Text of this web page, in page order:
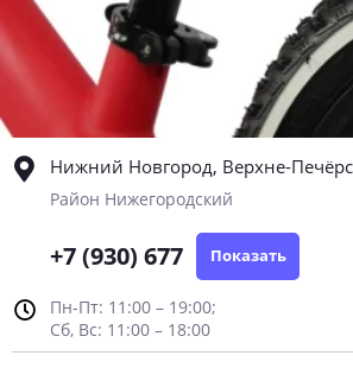
Нижний Новгород, Верхне-
Район Нижегородский
+7 (930) 677 Показать
Пн-Пт: 11:00 – 19:00;
Сб, Вс: 11:00 – 18:00